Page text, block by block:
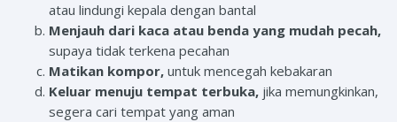
atau lindungi kepala dengan bantal
Menjauh dari kaca atau benda yang mudah pecah,
supaya tidak terkena pecahan
Matikan kompor, untuk mencegah kebakaran
Keluar menuju tempat terbuka, jika memungkinkan,
segera cari tempat yang aman